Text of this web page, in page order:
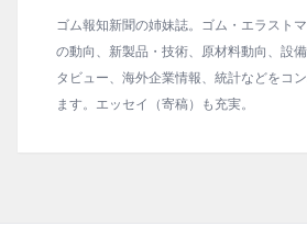
ゴム報知新聞の姉妹誌。ゴム・エラスト
の動向、新製品・技術、原材料動向、設
タビュー、海外企業情報、統計などをコ
ます。エッセイ（寄稿）も充実。